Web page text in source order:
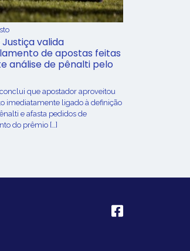
Justiça valida
de apostas feitas
análise de pênalti pelo
que apostador aproveitou
imediatamente ligado à definição
e afasta pedidos de
do prêmio […]